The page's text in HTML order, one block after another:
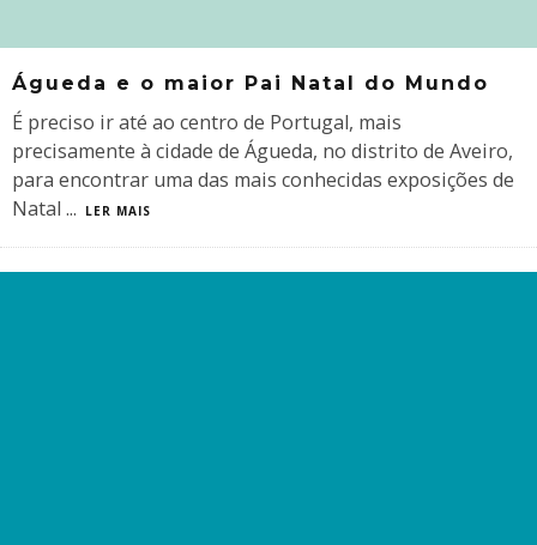
Águeda e o maior Pai Natal do Mundo
É preciso ir até ao centro de Portugal, mais
precisamente à cidade de Águeda, no distrito de Aveiro,
para encontrar uma das mais conhecidas exposições de
Natal ... LER MAIS